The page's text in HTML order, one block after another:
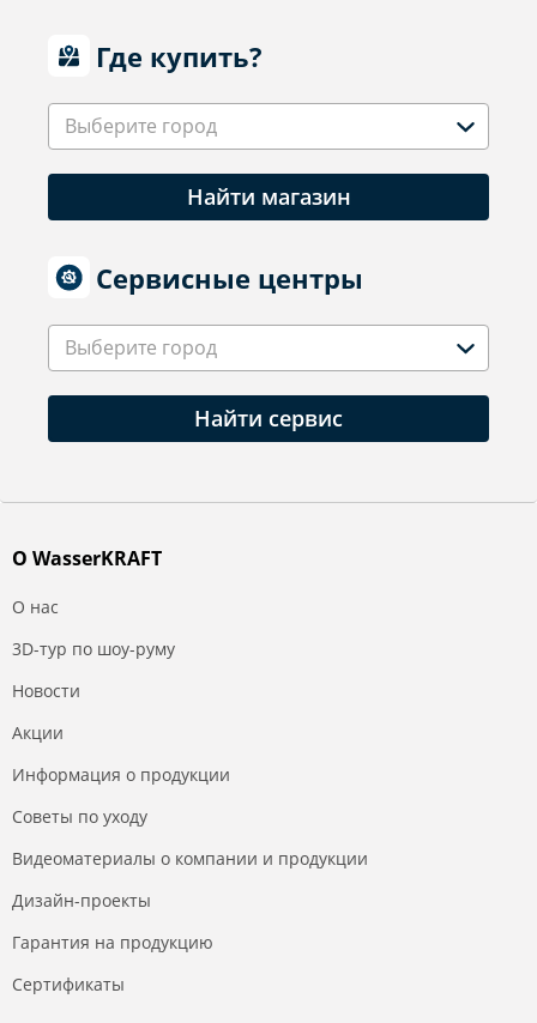
Где купить?
Выберите город
Найти магазин
Сервисные центры
Выберите город
Найти сервис
О WasserKRAFT
О нас
3D-тур по шоу-руму
Новости
Акции
Информация о продукции
Советы по уходу
Видеоматериалы о компании и продукции
Дизайн-проекты
Гарантия на продукцию
Сертификаты